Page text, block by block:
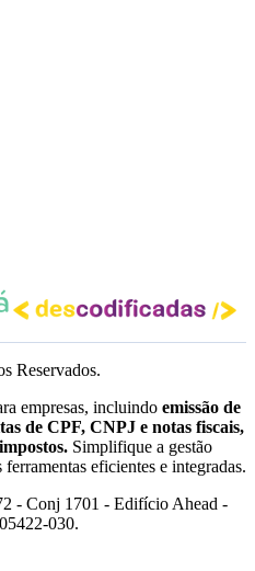
Reservados.
empresas, incluindo emissão de
de CPF, CNPJ e notas fiscais,
Simplifique a gestão
eficientes e integradas.
- Conj 1701 - Edifício Ahead -
030.